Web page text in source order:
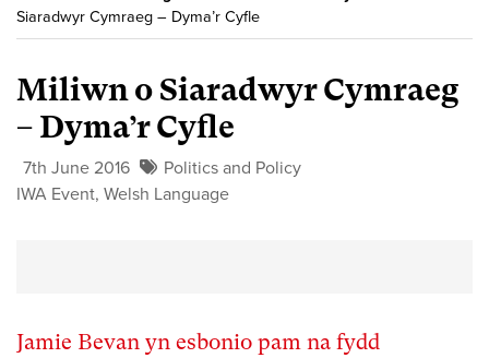
Siaradwyr Cymraeg – Dyma’r Cyfle
Miliwn o Siaradwyr Cymraeg
– Dyma’r Cyfle
7th June 2016
Politics and Policy
IWA Event, Welsh Language
Jamie Bevan yn esbonio pam na fydd